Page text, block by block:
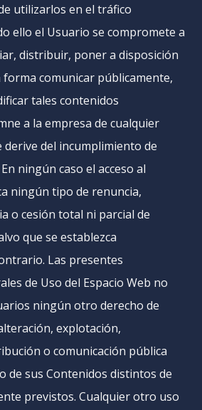
utilizarlos en el tráfico
ello el Usuario se compromete a
distribuir, poner a disposición
comunicar públicamente,
tales contenidos
a la empresa de cualquier
derive del incumplimiento de
ningún caso el acceso al
ningún tipo de renuncia,
o cesión total ni parcial de
que se establezca
Las presentes
de Uso del Espacio Web no
ningún otro derecho de
explotación,
o comunicación pública
de sus Contenidos distintos de
previstos. Cualquier otro uso